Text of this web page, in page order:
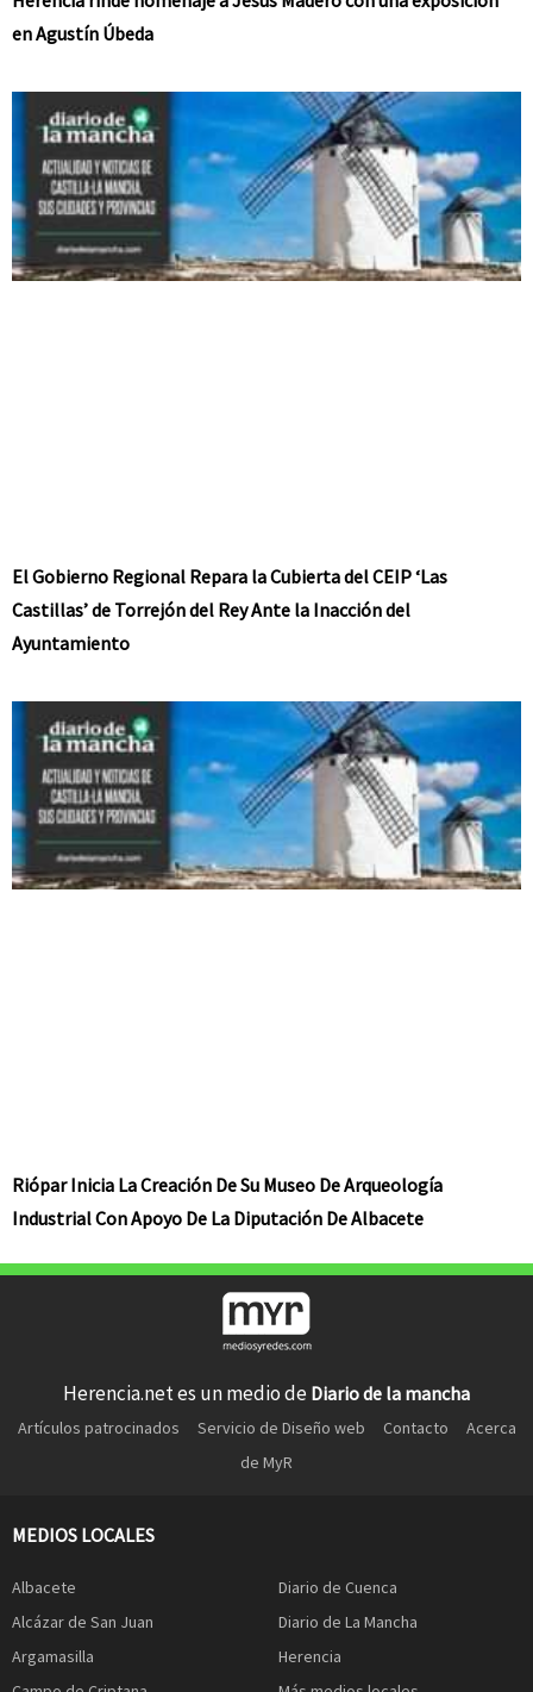
en Agustín Úbeda
El Gobierno Regional Repara la Cubierta del CEIP ‘Las
Castillas’ de Torrejón del Rey Ante la Inacción del
Ayuntamiento
Riópar Inicia La Creación De Su Museo De Arqueología
Industrial Con Apoyo De La Diputación De Albacete
Herencia.net es un medio de Diario de la mancha
Artículos patrocinados Servicio de Diseño web Contacto
Acerca
de MyR
MEDIOS LOCALES
Albacete
Alcázar de San Juan
Argamasilla
Diario de Cuenca
Diario de La Mancha
Herencia